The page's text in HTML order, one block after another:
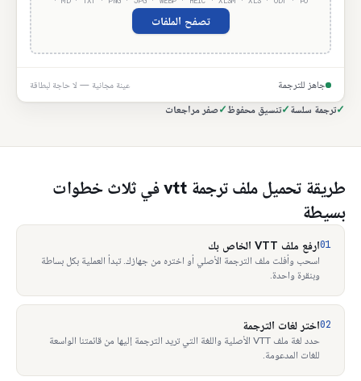
تصفح الملفات
جاهز للترجمة عينة مجانية — لا حاجة لبطاقة
✓ترجمة سلسة✓تنسيق محفوظ✓صفر مراجعات
طريقة تحميل ملف ترجمة vtt في ثلاث خطوات
بسيطة
01ارفع ملف VTT الخاص بك
اسحب وأفلت ملف الترجمة الأصلي أو اختره من جهازك. تبدأ العملية بكل بساطة
وبنقرة واحدة.
02اختر لغات الترجمة
حدد لغة ملف VTT الأصلية واللغة التي تريد الترجمة إليها من قائمتنا الواسعة
للغات المدعومة.